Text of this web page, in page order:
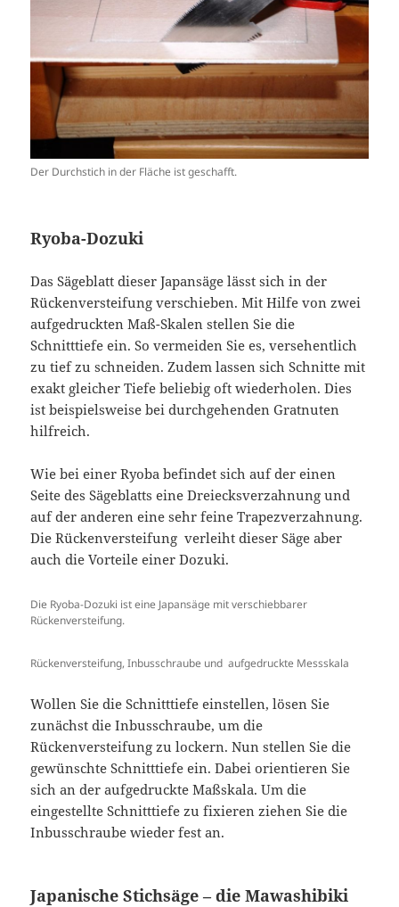
Der Durchstich in der Fläche ist geschafft.
Ryoba-Dozuki
Das Sägeblatt dieser Japansäge lässt sich in der
Rückenversteifung verschieben. Mit Hilfe von zwei
aufgedruckten Maß-Skalen stellen Sie die
Schnitttiefe ein. So vermeiden Sie es, versehentlich
zu tief zu schneiden. Zudem lassen sich Schnitte mit
exakt gleicher Tiefe beliebig oft wiederholen. Dies
ist beispielsweise bei durchgehenden Gratnuten
hilfreich.
Wie bei einer Ryoba befindet sich auf der einen
Seite des Sägeblatts eine Dreiecksverzahnung und
auf der anderen eine sehr feine Trapezverzahnung.
Die Rückenversteifung verleiht dieser Säge aber
auch die Vorteile einer Dozuki.
Die Ryoba-Dozuki ist eine Japansäge mit verschiebbarer
Rückenversteifung.
Rückenversteifung, Inbusschraube und aufgedruckte Messskala
Wollen Sie die Schnitttiefe einstellen, lösen Sie
zunächst die Inbusschraube, um die
Rückenversteifung zu lockern. Nun stellen Sie die
gewünschte Schnitttiefe ein. Dabei orientieren Sie
sich an der aufgedruckte Maßskala. Um die
eingestellte Schnitttiefe zu fixieren ziehen Sie die
Inbusschraube wieder fest an.
Japanische Stichsäge – die Mawashibiki